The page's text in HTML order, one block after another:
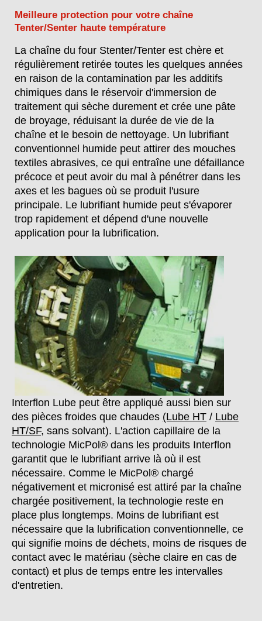
Meilleure protection pour votre chaîne
Tenter/Senter haute température
La chaîne du four Stenter/Tenter est chère et
régulièrement retirée toutes les quelques années
en raison de la contamination par les additifs
chimiques dans le réservoir d'immersion de
traitement qui sèche durement et crée une pâte
de broyage, réduisant la durée de vie de la
chaîne et le besoin de nettoyage. Un lubrifiant
conventionnel humide peut attirer des mouches
textiles abrasives, ce qui entraîne une défaillance
précoce et peut avoir du mal à pénétrer dans les
axes et les bagues où se produit l'usure
principale. Le lubrifiant humide peut s'évaporer
trop rapidement et dépend d'une nouvelle
application pour la lubrification.
Interflon Lube peut être appliqué aussi bien sur
des pièces froides que chaudes (Lube HT / Lube
HT/SF, sans solvant). L'action capillaire de la
technologie MicPol® dans les produits Interflon
garantit que le lubrifiant arrive là où il est
nécessaire. Comme le MicPol® chargé
négativement et micronisé est attiré par la chaîne
chargée positivement, la technologie reste en
place plus longtemps. Moins de lubrifiant est
nécessaire que la lubrification conventionnelle, ce
qui signifie moins de déchets, moins de risques de
contact avec le matériau (sèche claire en cas de
contact) et plus de temps entre les intervalles
d'entretien.